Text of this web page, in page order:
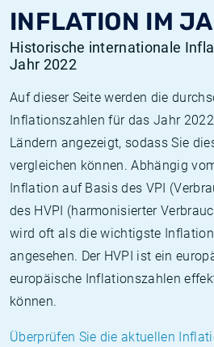
INFLATION IM
Historische internationale
Jahr 2022
Auf dieser Seite werden die
Inflationszahlen für das Jahr
Ländern angezeigt, sodass Sie
vergleichen können. Abhängig
Inflation auf Basis des VPI
des HVPI (harmonisierter
wird oft als die wichtigste
angesehen. Der HVPI ist ein
europäische Inflationszahlen
können.
Überprüfen Sie die aktuellen